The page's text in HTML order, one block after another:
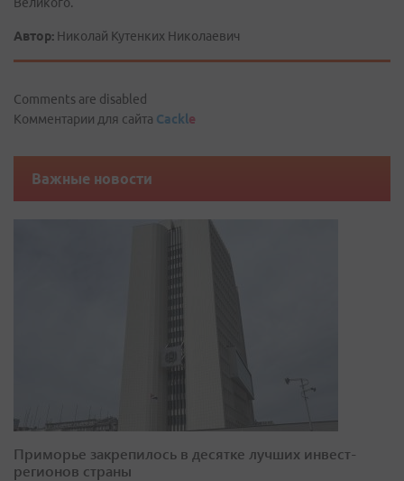
Автор: Николай Кутенких Николаевич
Comments are disabled
Комментарии для сайта Cackle
Важные новости
Приморье закрепилось в десятке лучших инвест-
регионов страны